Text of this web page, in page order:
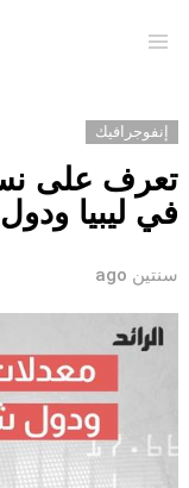
إنفوجرافيك
تعرف على
في ليبيا
سنتين ago